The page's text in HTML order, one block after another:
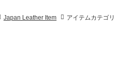
Japan Leather Item アイテムカテゴリ